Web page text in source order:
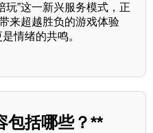
玩”这一新兴服务模式，正
来超越胜负的游戏体验
情绪的共鸣。
包括哪些？**